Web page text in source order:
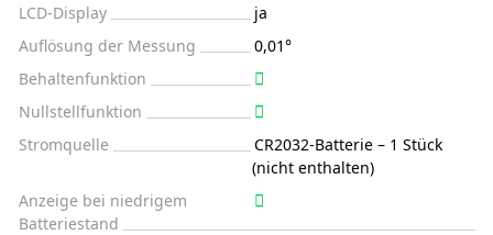
LCD-Display
ja
Auflösung der Messung
0,01°
Behaltenfunktion
Nullstellfunktion
Stromquelle
CR2032-Batterie – 1 Stück
(nicht enthalten)
Anzeige bei niedrigem
Batteriestand